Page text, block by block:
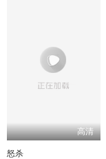
高清
怒杀